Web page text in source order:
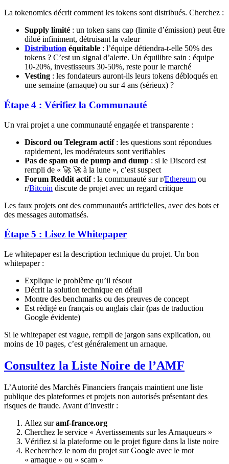
La tokenomics décrit comment les tokens sont distribués. Cherchez :
Supply limité : un token sans cap (limite d’émission) peut être
dilué infiniment, détruisant la valeur
Distribution équitable : l’équipe détiendra-t-elle 50% des
tokens ? C’est un signal d’alerte. Un équilibre sain : équipe
10-20%, investisseurs 30-50%, reste pour le marché
Vesting : les fondateurs auront-ils leurs tokens débloqués en
une semaine (arnaque) ou sur 4 ans (sérieux) ?
Étape 4 : Vérifiez la Communauté
Un vrai projet a une communauté engagée et transparente :
Discord ou Telegram actif: les questions sont répondues
rapidement, les modérateurs sont verifiables
Pas de spam ou de pump and dump : si le Discord est
rempli de « 🚀 🚀 à la lune », c’est suspect
Forum Reddit actif: la communauté sur r/Ethereum ou
r/Bitcoin discute de projet avec un regard critique
Les faux projets ont des communautés artificielles, avec des bots et
des messages automatisés.
Étape 5 : Lisez le Whitepaper
Le whitepaper est la description technique du projet. Un bon
whitepaper :
Explique le problème qu’il résout
Décrit la solution technique en détail
Montre des benchmarks ou des preuves de concept
Est rédigé en français ou anglais clair (pas de traduction
Google évidente)
Si le whitepaper est vague, rempli de jargon sans explication, ou
moins de 10 pages, c’est généralement un arnaque.
Consultez la Liste Noire de l’AMF
L’Autorité des Marchés Financiers français maintient une liste
publique des plateformes et projets non autorisés présentant des
risques de fraude. Avant d’investir :
Allez suramf-france.org
Cherchez le service « Avertissements sur les Arnaqueurs »
Vérifiez si la plateforme ou le projet figure dans la liste noire
Recherchez le nom du projet sur Google avec le mot
« arnaque » ou « scam »